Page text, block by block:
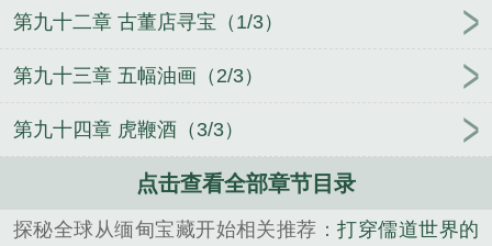
第九十二章 古董店寻宝（1/3）
第九十三章 五幅油画（2/3）
第九十四章 虎鞭酒（3/3）
点击查看全部章节目录
探秘全球从缅甸宝藏开始相关推荐：打穿儒道世界的